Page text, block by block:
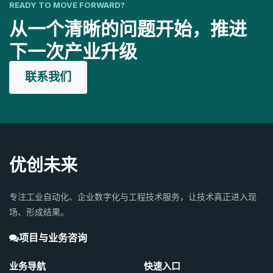
READY TO MOVE FORWARD?
从一个清晰的问题开始，推进
下一次产业升级
联系我们
优创未来
专注工业自动化、企业数字化与工程技术服务，让技术真正进入现
场、形成结果。
项目与业务咨询
业务导航 快速入口